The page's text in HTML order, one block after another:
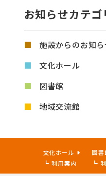
お知らせカテゴ
施設からのお知ら
文化ホール
図書館
地域交流館
文化ホール
利用案内
図書